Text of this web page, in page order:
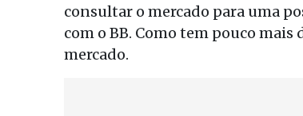
consultar o mercado para uma
com o BB. Como tem pouco
mercado.